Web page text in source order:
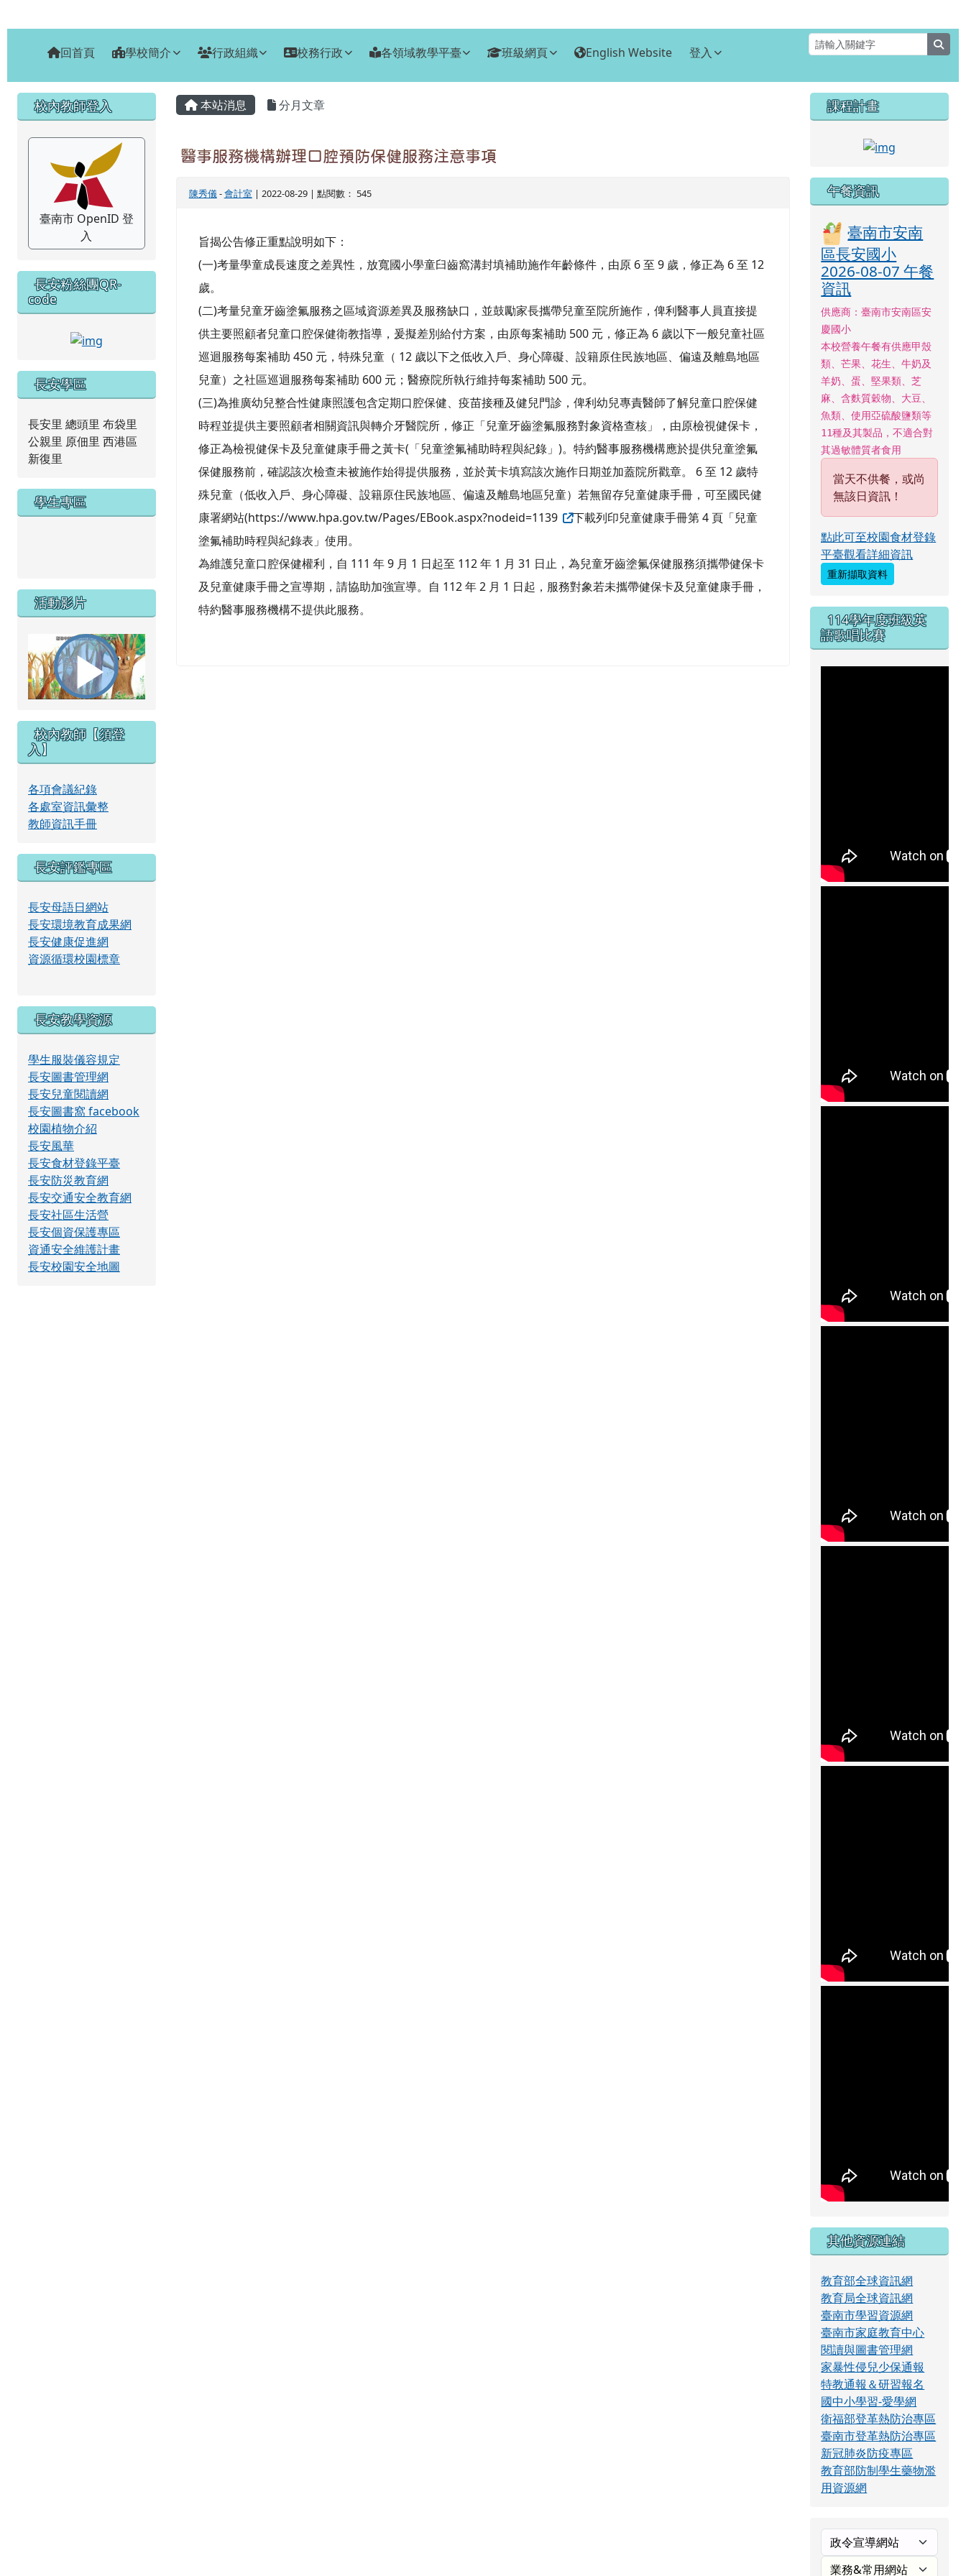
跳至主內容區
臺南市安南區長安國小
回首頁 學校簡介 行政組織 校務行政 各領域教學平臺 班級網頁 English Website 登入
左邊區域內容
校內教師登入
臺南市 OpenID 登
入
長安粉絲團QR-
code
link to https://www.facebook.com/tncaps
長安學區
長安里 總頭里 布袋里
公親里 原佃里 西港區
新復里
學生專區
link to https://new.caps.tn.edu.tw/modules/tad_web/news.php?WebID=7
link to https://drive.google.com/file/d/1ZxzbtMjhYlxVwPJejJ1oCzyginUq7v6u/view?usp=drive_link
活動影片
播
放
影
片
校內教師【須登
入】
各項會議紀錄
各處室資訊彙整
教師資訊手冊
長安評鑑專區
長安母語日網站
長安環境教育成果網
長安健康促進網
資源循環校園標章
長安教學資源
學生服裝儀容規定
長安圖書管理網
長安兒童閱讀網
長安圖書窩 facebook
校園植物介紹
長安風華
長安食材登錄平臺
長安防災教育網
長安交通安全教育網
長安社區生活營
長安個資保護專區
資通安全維護計畫
長安校園安全地圖
主內容區域
本站消息 分月文章
醫事服務機構辦理口腔預防保健服務注意事項
陳秀儀-會計室 | 2022-08-29 | 點閱數： 545
旨揭公告修正重點說明如下：
(一)考量學童成長速度之差異性，放寬國小學童臼齒窩溝封填補助施作年齡條件，由原 6 至 9 歲，修正為 6 至 12
歲。
(二)考量兒童牙齒塗氟服務之區域資源差異及服務缺口，並鼓勵家長攜帶兒童至院所施作，俾利醫事人員直接提
供主要照顧者兒童口腔保健衛教指導，爰擬差別給付方案，由原每案補助 500 元，修正為 6 歲以下一般兒童社區
巡迴服務每案補助 450 元，特殊兒童（ 12 歲以下之低收入戶、身心障礙、設籍原住民族地區、偏遠及離島地區
兒童）之社區巡迴服務每案補助 600 元；醫療院所執行維持每案補助 500 元。
(三)為推廣幼兒整合性健康照護包含定期口腔保健、疫苗接種及健兒門診，俾利幼兒專責醫師了解兒童口腔保健
時程並提供主要照顧者相關資訊與轉介牙醫院所，修正「兒童牙齒塗氟服務對象資格查核」，由原檢視健保卡，
修正為檢視健保卡及兒童健康手冊之黃卡(「兒童塗氟補助時程與紀錄」)。特約醫事服務機構應於提供兒童塗氟
保健服務前，確認該次檢查未被施作始得提供服務，並於黃卡填寫該次施作日期並加蓋院所戳章。 6 至 12 歲特
殊兒童（低收入戶、身心障礙、設籍原住民族地區、偏遠及離島地區兒童）若無留存兒童健康手冊，可至國民健
康署網站(https://www.hpa.gov.tw/Pages/EBook.aspx?nodeid=1139
下載列印兒童健康手冊第 4 頁「兒童
塗氟補助時程與紀錄表」使用。
為維護兒童口腔保健權利，自 111 年 9 月 1 日起至 112 年 1 月 31 日止，為兒童牙齒塗氟保健服務須攜帶健保卡
及兒童健康手冊之宣導期，請協助加強宣導。自 112 年 2 月 1 日起，服務對象若未攜帶健保卡及兒童健康手冊，
特約醫事服務機構不提供此服務。
右邊區域內容
課程計畫
午餐資訊
臺南市安南
區長安國小
2026-08-07 午餐
資訊
供應商：臺南市安南區安
慶國小
本校營養午餐有供應甲殼
類、芒果、花生、牛奶及
羊奶、蛋、堅果類、芝
麻、含麩質穀物、大豆、
魚類、使用亞硫酸鹽類等
11種及其製品，不適合對
其過敏體質者食用
當天不供餐，或尚
無該日資訊！
點此可至校園食材登錄
平臺觀看詳細資訊
重新擷取資料
114學年度班級英
語歌唱比賽
其他資源連結
教育部全球資訊網
教育局全球資訊網
臺南市學習資源網
臺南市家庭教育中心
閱讀與圖書管理網
家暴性侵兒少保通報
特教通報＆研習報名
國中小學習-愛學網
衛福部登革熱防治專區
臺南市登革熱防治專區
新冠肺炎防疫專區
教育部防制學生藥物濫
用資源網
頁尾區域